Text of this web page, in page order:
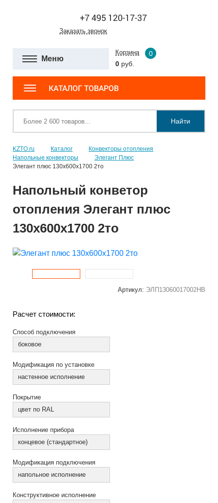
+7 495 120-17-37
Заказать звонок
Меню
Корзина
0
0 руб.
КАТАЛОГ ТОВАРОВ
Найти
KZTO.ru Каталог
Конвекторы отопления
Напольные конвекторы
Элегант Плюс
Элегант плюс 130x600x1700 2то
Напольный конветор
отопления Элегант плюс
130x600x1700 2то
Артикул: ЭЛП13060017002НВ
Расчет стоимости:
Способ подключения
боковое
Модификация по установке
настенное исполнение
Покрытие
цвет по RAL
Исполнение прибора
концевое (стандартное)
Модификация подключения
напольное исполнение
Конструктивное исполнение